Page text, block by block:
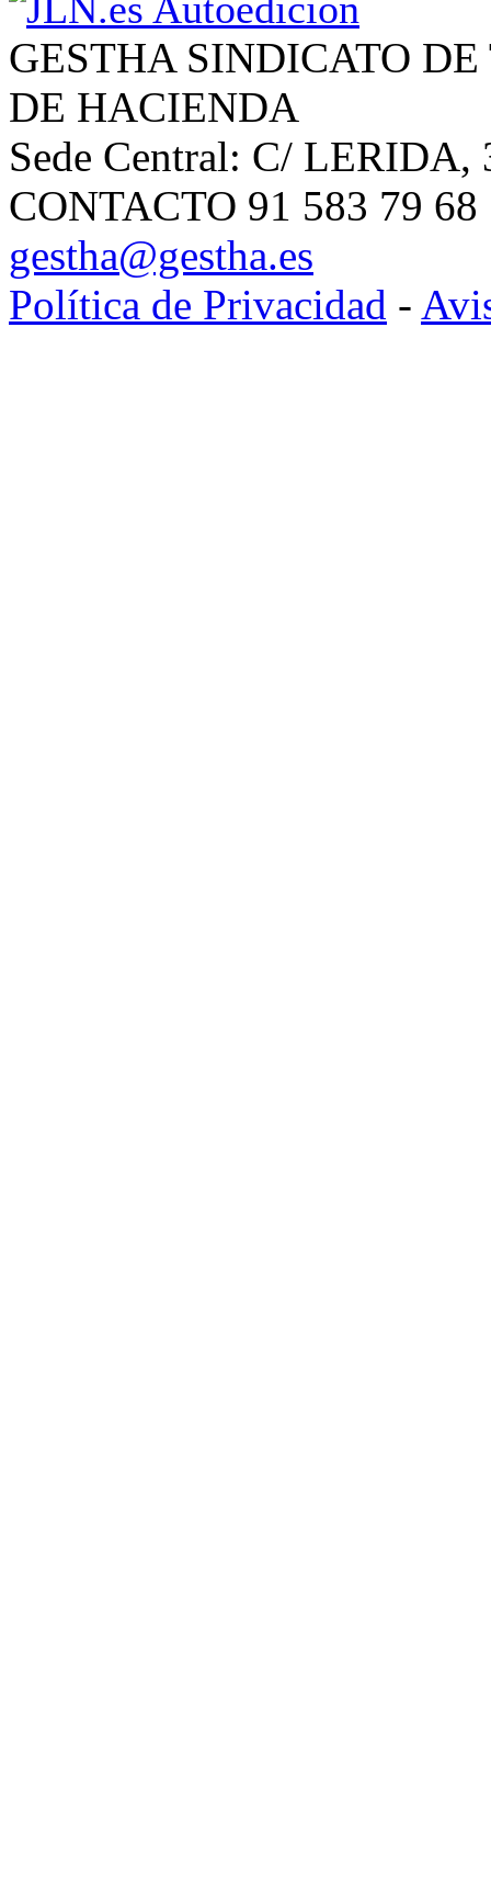
GESTHA SINDICATO
DE HACIENDA
Sede Central: C/
CONTACTO 91 583 79
gestha@gestha.es
Política de Privacidad -